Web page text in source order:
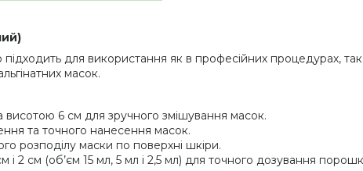
для використання як в професійних процедурах,
масок.
висотою 6 см для зручного змішування масок.
та точного нанесення масок.
розподілу маски по поверхні шкіри.
2 см (об’єм 15 мл, 5 мл і 2,5 мл) для точного дозування